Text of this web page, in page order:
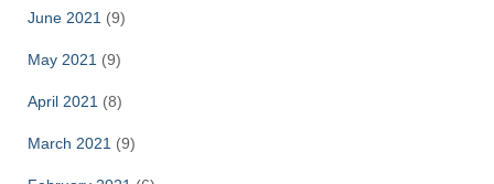
June 2021 (9)
May 2021 (9)
April 2021 (8)
March 2021 (9)